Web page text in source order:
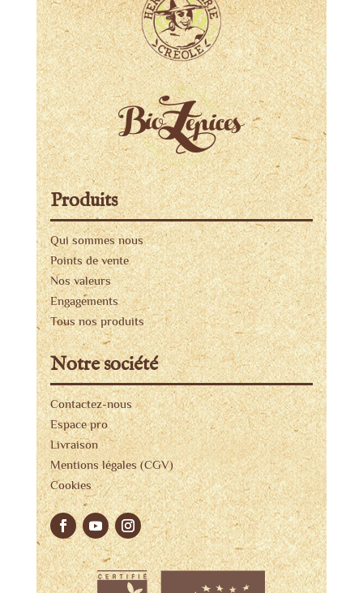
Produits
Qui sommes nous
Points de vente
Nos valeurs
Engagements
Tous nos produits
Notre société
Contactez-nous
Espace pro
Livraison
Mentions légales (CGV)
Cookies